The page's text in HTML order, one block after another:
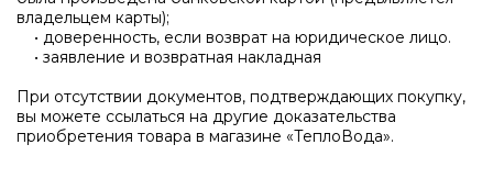
владельцем карты);
• доверенность, если возврат на юридическое лицо.
• заявление и возвратная накладная
При отсутствии документов, подтверждающих покупку,
вы можете ссылаться на другие доказательства
приобретения товара в магазине «ТеплоВода».